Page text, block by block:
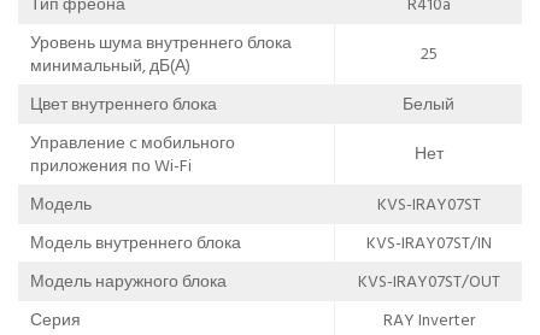
Уровень шума внутреннего блока
минимальный, дБ(А)
25
Цвет внутреннего блока
Белый
Управление c мобильного
приложения по Wi-Fi
Нет
Модель
KVS-IRAY07ST
Модель внутреннего блока
KVS-IRAY07ST/IN
Модель наружного блока
KVS-IRAY07ST/OUT
Серия
RAY Inverter